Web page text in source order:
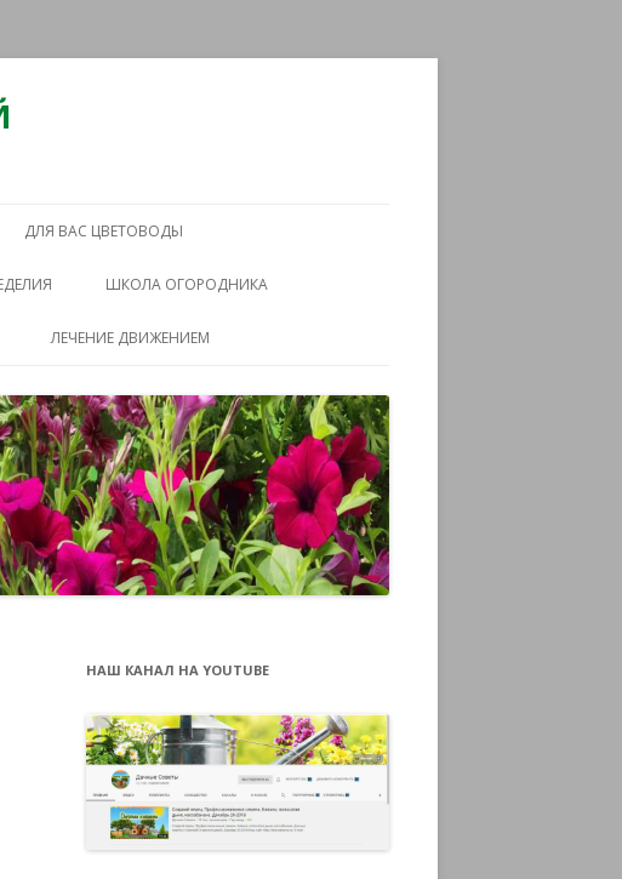
ДЛЯ ВАС ЦВЕТОВОДЫ
ШКОЛА ОГОРОДНИКА
ЛЕЧЕНИЕ ДВИЖЕНИЕМ
НАШ КАНАЛ НА YOUTUBE